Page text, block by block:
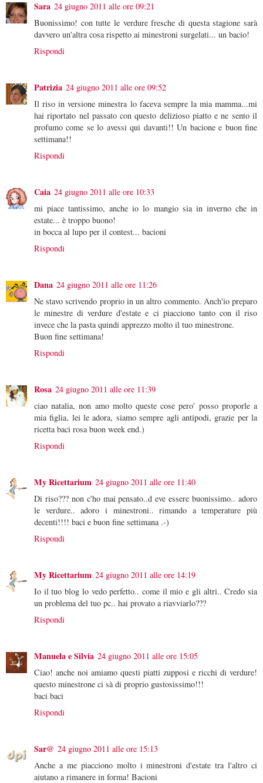
Sara 24 giugno 2011 alle ore 09:21
Buonissimo! con tutte le verdure fresche di questa stagione sarà
davvero un'altra cosa rispetto ai minestroni surgelati... un bacio!
Rispondi
Patrizia 24 giugno 2011 alle ore 09:52
Il riso in versione minestra lo faceva sempre la mia mamma...mi
hai riportato nel passato con questo delizioso piatto e ne sento il
profumo come se lo avessi qui davanti!! Un bacione e buon fine
settimana!!
Rispondi
Caia 24 giugno 2011 alle ore 10:33
mi piace tantissimo, anche io lo mangio sia in inverno che in
estate... è troppo buono!
in bocca al lupo per il contest... bacioni
Rispondi
Dana 24 giugno 2011 alle ore 11:26
Ne stavo scrivendo proprio in un altro commento. Anch'io preparo
le minestre di verdure d'estate e ci piacciono tanto con il riso
invece che la pasta quindi apprezzo molto il tuo minestrone.
Buon fine settimana!
Rispondi
Rosa 24 giugno 2011 alle ore 11:39
ciao natalia, non amo molto queste cose pero' posso proporle a
mia figlia, lei le adora, siamo sempre agli antipodi, grazie per la
ricetta baci rosa buon week end.)
Rispondi
My Ricettarium 24 giugno 2011 alle ore 11:40
Di riso??? non c'ho mai pensato..d eve essere buonissimo.. adoro
le verdure.. adoro i minestroni.. rimando a temperature più
decenti!!!! baci e buon fine settimana .-)
Rispondi
My Ricettarium 24 giugno 2011 alle ore 14:19
Io il tuo blog lo vedo perfetto.. come il mio e gli altri.. Credo sia
un problema del tuo pc.. hai provato a riavviarlo???
Rispondi
Manuela e Silvia 24 giugno 2011 alle ore 15:05
Ciao! anche noi amiamo questi piatti zupposi e ricchi di verdure!
questo minestrone ci sà di proprio gustosissimo!!!
baci baci
Rispondi
Sar@ 24 giugno 2011 alle ore 15:13
Anche a me piacciono molto i minestroni d'estate tra l'altro ci
aiutano a rimanere in forma! Bacioni